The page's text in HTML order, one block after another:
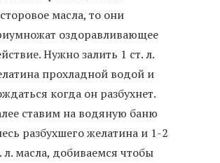
масла, то они
оздоравливающее
Нужно залить 1 ст. л.
прохладной водой и
когда он разбухнет.
ставим на водяную баню
разбухшего желатина и 1-2
л. масла, добиваемся чтобы